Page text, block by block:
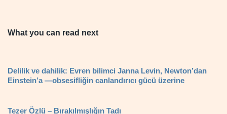
What you can read next
Delilik ve dahilik: Evren bilimci Janna Levin, Newton’dan
Einstein’a —obsesifliğin canlandırıcı gücü üzerine
Tezer Özlü – Bırakılmışlığın Tadı